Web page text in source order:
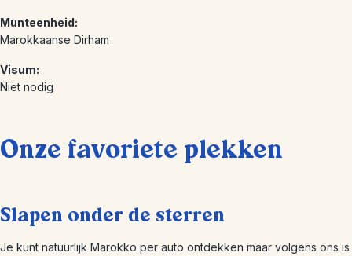
Munteenheid:
Marokkaanse Dirham
Visum:
Niet nodig
Onze favoriete plekken
Slapen onder de sterren
Je kunt natuurlijk Marokko per auto ontdekken maar volgens ons is